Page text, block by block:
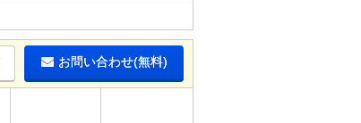
お問い合わせ(無料)